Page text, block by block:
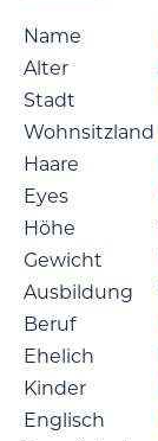
Name
Alter
Stadt
Wohnsitzland
Haare
Eyes
Höhe
Gewicht
Ausbildung
Beruf
Ehelich
Kinder
Englisch